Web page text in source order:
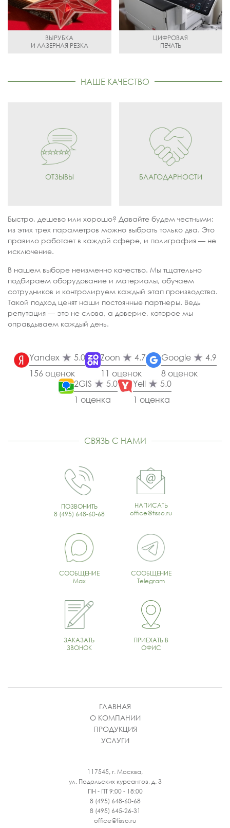
ВЫРУБКА
И ЛАЗЕРНАЯ РЕЗКА
ЦИФРОВАЯ
ПЕЧАТЬ
НАШЕ КАЧЕСТВО
ОТЗЫВЫ
Быстро, дешево или хорошо? Давайте будем честными:
из этих трех параметров можно выбрать только два. Это
правило работает в каждой сфере, и полиграфия — не
исключение.
В нашем выборе неизменно качество. Мы тщательно
подбираем оборудование и материалы, обучаем
сотрудников и контролируем каждый этап производства.
Такой подход ценят наши постоянные партнеры. Ведь
репутация — это не слова, а доверие, которое мы
оправдываем каждый день.
БЛАГОДАРНОСТИ
Yandex
5.0
156 оценок
Zoon
4.7
11 оценок
Google
4.9
8 оценок
2GIS
5.0
1 оценка
Yell
5.0
1 оценка
СВЯЗЬ С НАМИ
ПОЗВОНИТЬ
8 (495) 648-60-68
НАПИСАТЬ
office@tisso.ru
СООБЩЕНИЕ
Max
СООБЩЕНИЕ
Telegram
ЗАКАЗАТЬ
ЗВОНОК
ПРИЕХАТЬ В
ОФИС
ГЛАВНАЯ
О КОМПАНИИ
ПРОДУКЦИЯ
УСЛУГИ
117545, г. Москва,
ул. Подольских курсантов, д. 3
ПН - ПТ 9:00 - 18:00
8 (495) 648-60-68
8 (495) 645-26-31
office@tisso.ru